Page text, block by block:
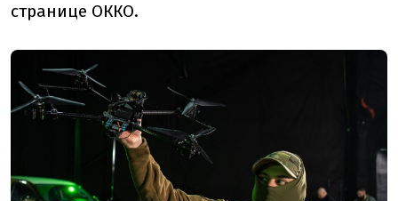
странице ОККО.